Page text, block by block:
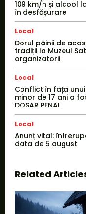
109 km/h și alcool
în desfășurare
Local
Dorul pâinii de
tradiții la Muzeul
organizatorii
Local
Conflict în fața
minor de 17 ani a
DOSAR PENAL
Local
Anunț vital:
data de 5 august
Related